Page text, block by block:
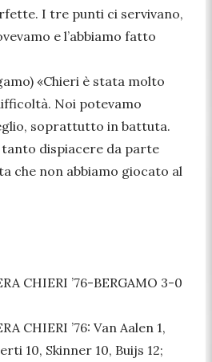
I tre punti ci servivano,
e l’abbiamo fatto
«Chieri è stata molto
Noi potevamo
soprattutto in battuta.
dispiacere da parte
che non abbiamo giocato al
CHIERI ’76-BERGAMO 3-0
CHIERI ’76: Van Aalen 1,
10, Skinner 10, Buijs 12;